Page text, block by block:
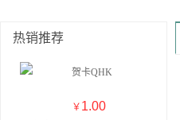
热销推荐
贺卡QHK
￥ 1.00